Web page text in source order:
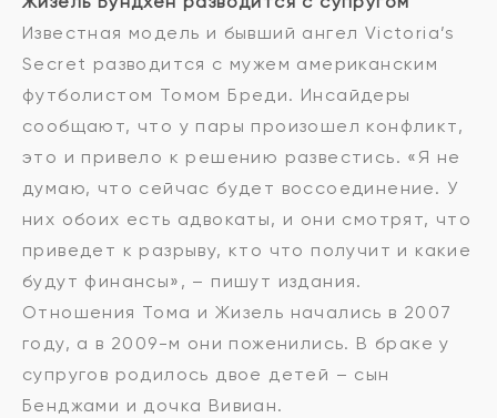
Известная модель и бывший ангел Victoria’s
Secret разводится с мужем американским
футболистом Томом Бреди. Инсайдеры
сообщают, что у пары произошел конфликт,
это и привело к решению развестись. «Я не
думаю, что сейчас будет воссоединение. У
них обоих есть адвокаты, и они смотрят, что
приведет к разрыву, кто что получит и какие
будут финансы», – пишут издания.
Отношения Тома и Жизель начались в 2007
году, а в 2009-м они поженились. В браке у
супругов родилось двое детей – сын
Бенджами и дочка Вивиан.